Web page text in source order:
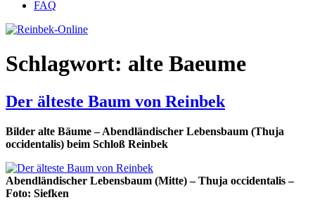
FAQ
Schlagwort: alte Baeume
Der älteste Baum von Reinbek
Bilder alte Bäume – Abendländischer Lebensbaum (Thuja
occidentalis) beim Schloß Reinbek
Abendländischer Lebensbaum (Mitte) – Thuja occidentalis –
Foto: Siefken